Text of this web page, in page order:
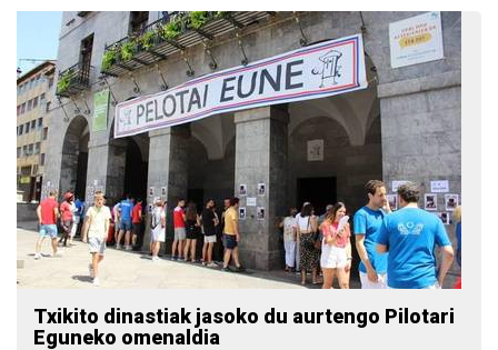
Txikito dinastiak jasoko du aurtengo Pilotari
Eguneko omenaldia